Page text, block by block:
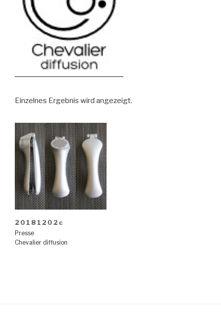
Einzelnes Ergebnis wird angezeigt.
20181202c
Presse
Chevalier diffusion